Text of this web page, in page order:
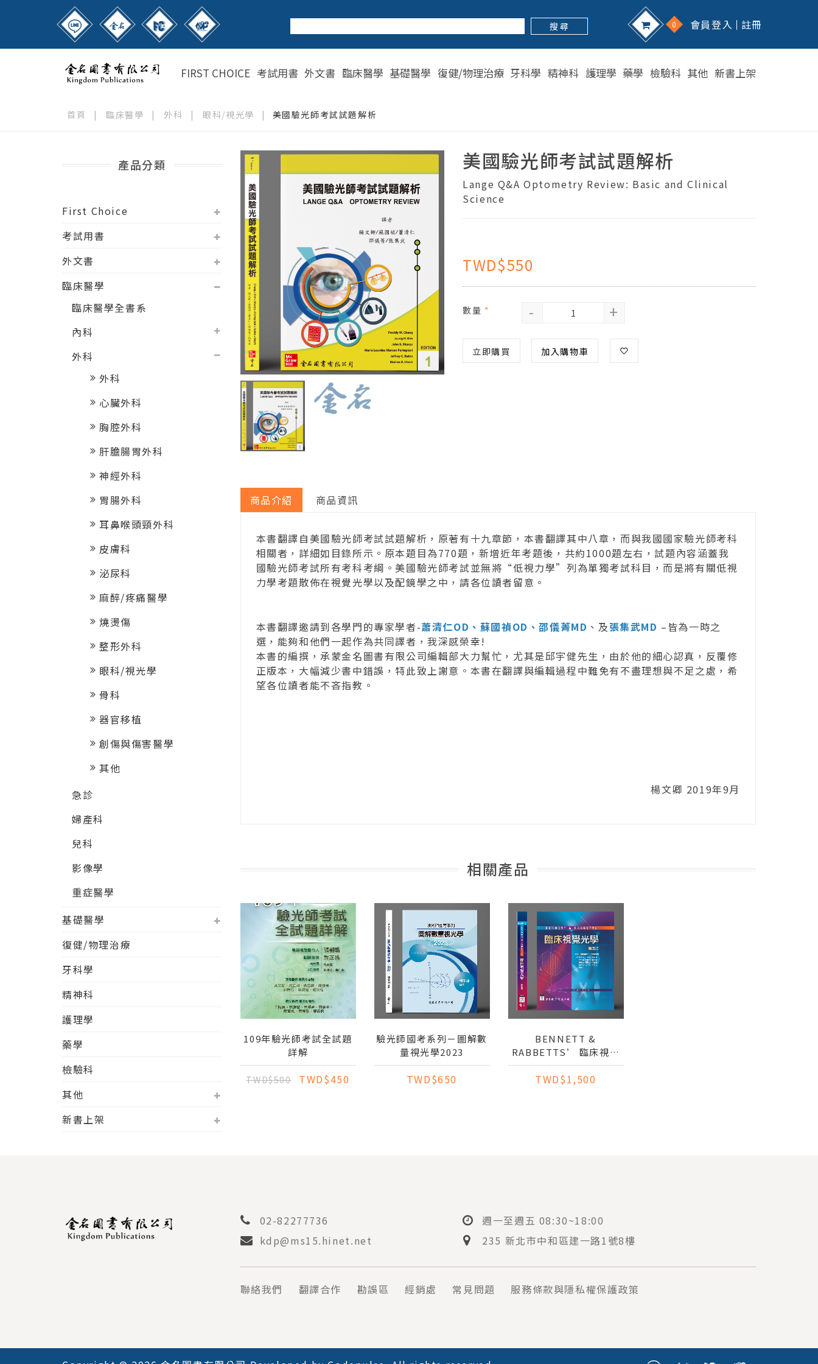
搜 尋 0 會員登入 註冊
FIRST CHOICE 考試用書 外文書 臨床醫學 基礎醫學 復健/物理治療 牙科學 精神科 護理學 藥學 檢驗科 其他 新書上架
首頁 | 臨床醫學 | 外科 | 眼科/視光學 | 美國驗光師考試試題解析
產品分類
First Choice
考試用書
外文書
臨床醫學
臨床醫學全書系
內科
外科
外科
心臟外科
胸腔外科
肝膽腸胃外科
神經外科
胃腸外科
耳鼻喉頭頸外科
皮膚科
泌尿科
麻醉/疼痛醫學
燒燙傷
整形外科
眼科/視光學
骨科
器官移植
創傷與傷害醫學
其他
急診
婦產科
兒科
影像學
重症醫學
基礎醫學
復健/物理治療
牙科學
精神科
護理學
藥學
檢驗科
其他
新書上架
美國驗光師考試試題解析
Lange Q&A Optometry Review: Basic and Clinical
Science
TWD$550
數量 * - +
立即購買 加入購物車
商品介紹 商品資訊
本書翻譯自美國驗光師考試試題解析，原著有十九章節，本書翻譯其中八章，而與我國國家驗光師考科
相關者，詳細如目錄所示。原本題目為770題，新增近年考題後，共約1000題左右，試題內容涵蓋我
國驗光師考試所有考科考綱。美國驗光師考試並無將“低視力學”列為單獨考試科目，而是將有關低視
力學考題散佈在視覺光學以及配鏡學之中，請各位讀者留意。
本書翻譯邀請到各學門的專家學者-蕭清仁OD、蘇國禎OD、邵儀菁MD 、及張集武MD –皆為一時之
選，能夠和他們一起作為共同譯者，我深感榮幸!
本書的編撰，承蒙金名圖書有限公司編輯部大力幫忙，尤其是邱宇健先生，由於他的細心認真，反覆修
正版本，大幅減少書中錯誤，特此致上謝意。本書在翻譯與編輯過程中難免有不盡理想與不足之處，希
望各位讀者能不吝指教。
楊文卿 2019年9月
相關產品
109年驗光師考試全試題
詳解
TWD$500 TWD$450
驗光師國考系列－圖解數
量視光學2023
TWD$650
BENNETT &
RABBETTS’ 臨床視覺
光學 第四版
TWD$1,500
02-82277736
kdp@ms15.hinet.net
週一至週五 08:30~18:00
235 新北市中和區建一路1號8樓
聯絡我們 翻譯合作 勘誤區 經銷處 常見問題 服務條款與隱私權保護政策